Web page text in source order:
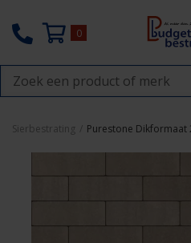
0
Sierbestrating Purestone Dikformaat